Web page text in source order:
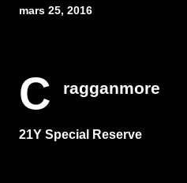
mars 25, 2016
C ragganmore
21Y Special Reserve